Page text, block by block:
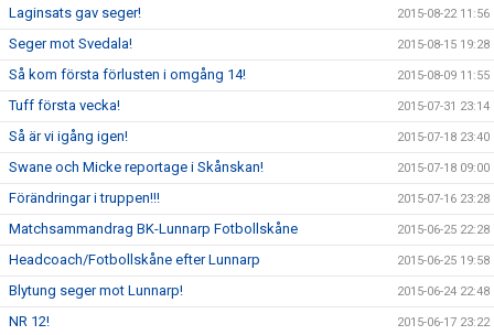
Laginsats gav seger! 2015-08-22 11:56
Seger mot Svedala! 2015-08-15 19:28
Så kom första förlusten i omgång 14! 2015-08-09 11:55
Tuff första vecka! 2015-07-31 23:14
Så är vi igång igen! 2015-07-18 23:40
Swane och Micke reportage i Skånskan! 2015-07-18 09:00
Förändringar i truppen!!! 2015-07-16 23:28
Matchsammandrag BK-Lunnarp Fotbollskåne 2015-06-25 22:28
Headcoach/Fotbollskåne efter Lunnarp 2015-06-25 19:58
Blytung seger mot Lunnarp! 2015-06-24 22:48
NR 12! 2015-06-17 23:22